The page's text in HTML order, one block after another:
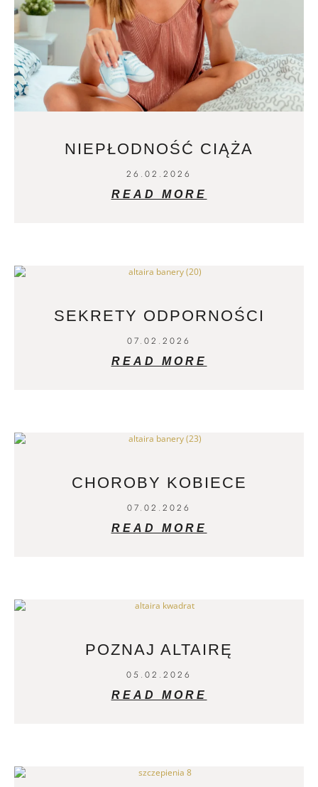
NIEPŁODNOŚĆ CIĄŻA
26.02.2026
READ MORE
SEKRETY ODPORNOŚCI
07.02.2026
READ MORE
CHOROBY KOBIECE
07.02.2026
READ MORE
POZNAJ ALTAIRĘ
05.02.2026
READ MORE